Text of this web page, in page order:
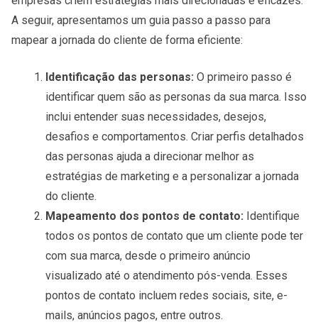
A seguir, apresentamos um guia passo a passo para
mapear a jornada do cliente de forma eficiente:
Identificação das personas: O primeiro passo é
identificar quem são as personas da sua marca. Isso
inclui entender suas necessidades, desejos,
desafios e comportamentos. Criar perfis detalhados
das personas ajuda a direcionar melhor as
estratégias de marketing e a personalizar a jornada
do cliente.
Mapeamento dos pontos de contato: Identifique
todos os pontos de contato que um cliente pode ter
com sua marca, desde o primeiro anúncio
visualizado até o atendimento pós-venda. Esses
pontos de contato incluem redes sociais, site, e-
mails, anúncios pagos, entre outros.